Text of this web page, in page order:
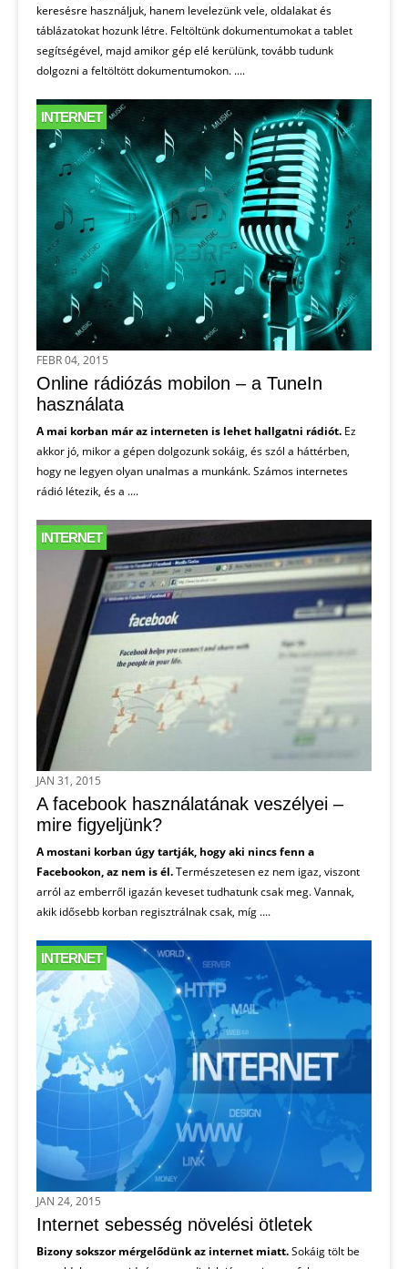
keresésre használjuk, hanem levelezünk vele, oldalakat és
táblázatokat hozunk létre. Feltöltünk dokumentumokat a tablet
segítségével, majd amikor gép elé kerülünk, tovább tudunk
dolgozni a feltöltött dokumentumokon. ....
INTERNET
FEBR 04, 2015
Online rádiózás mobilon – a TuneIn
használata
A mai korban már az interneten is lehet hallgatni rádiót. Ez
akkor jó, mikor a gépen dolgozunk sokáig, és szól a háttérben,
hogy ne legyen olyan unalmas a munkánk. Számos internetes
rádió létezik, és a ....
INTERNET
JAN 31, 2015
A facebook használatának veszélyei –
mire figyeljünk?
A mostani korban úgy tartják, hogy aki nincs fenn a
Facebookon, az nem is él.Természetesen ez nem igaz, viszont
arról az emberről igazán keveset tudhatunk csak meg. Vannak,
akik idősebb korban regisztrálnak csak, míg ....
INTERNET
JAN 24, 2015
Internet sebesség növelési ötletek
Bizony sokszor mérgelődünk az internet miatt.Sokáig tölt be